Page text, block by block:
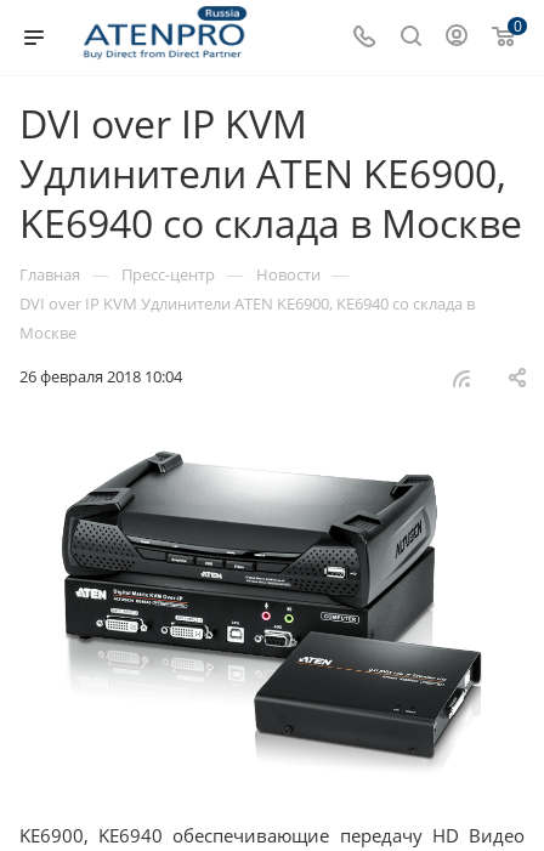
0
DVI over IP KVM
Удлинители ATEN KE6900,
KE6940 со склада в Москве
Главная — Пресс-центр — Новости —
DVI over IP KVM Удлинители ATEN KE6900, KE6940 со склада в
Москве
26 февраля 2018 10:04
KE6900, KE6940 обеспечивающие передачу HD Видео